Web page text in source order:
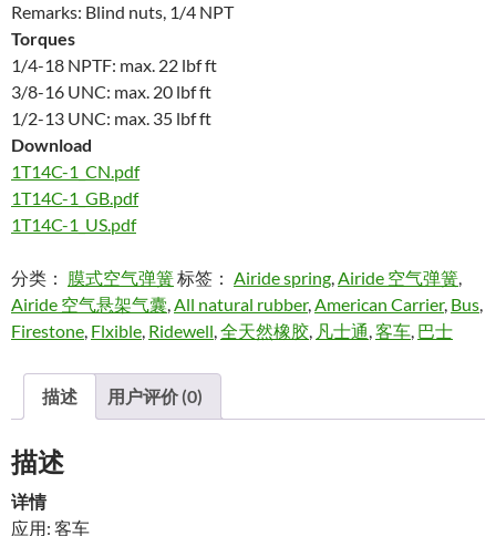
Remarks: Blind nuts, 1/4 NPT
Torques
1/4-18 NPTF: max. 22 lbf ft
3/8-16 UNC: max. 20 lbf ft
1/2-13 UNC: max. 35 lbf ft
Download
1T14C-1_CN.pdf
1T14C-1_GB.pdf
1T14C-1_US.pdf
分类： 膜式空气弹簧标签： Airide spring,Airide 空气弹簧,
Airide 空气悬架气囊,All natural rubber,American Carrier, Bus,
Firestone, Flxible, Ridewell,全天然橡胶, 凡士通,客车, 巴士
描述 用户评价 (0)
描述
详情
应用: 客车